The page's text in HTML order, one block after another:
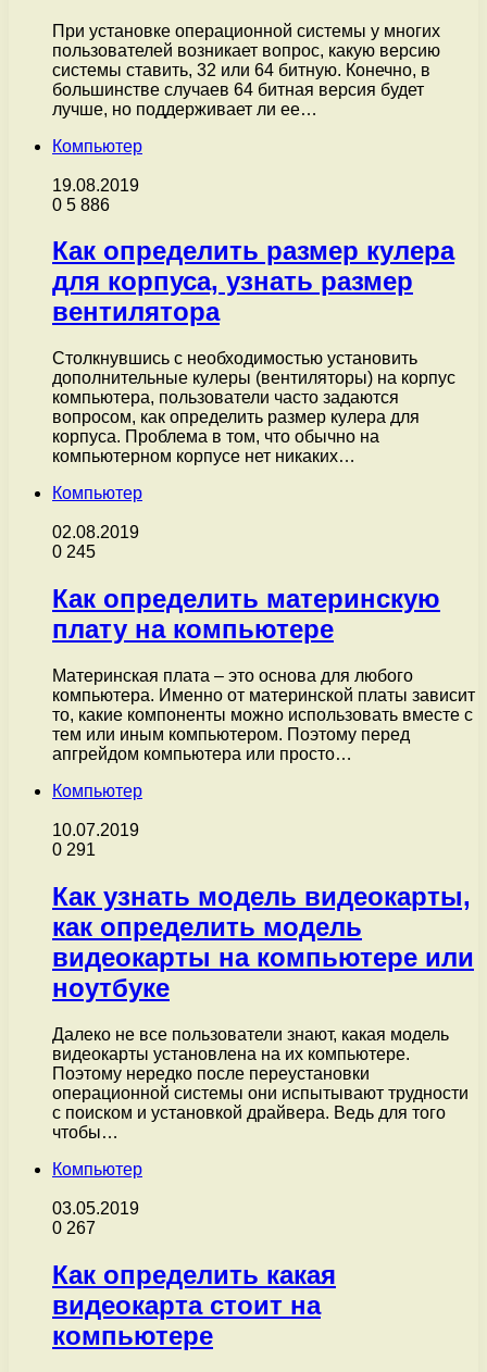
При установке операционной системы у многих
пользователей возникает вопрос, какую версию
системы ставить, 32 или 64 битную. Конечно, в
большинстве случаев 64 битная версия будет
лучше, но поддерживает ли ее…
Компьютер
19.08.2019
0 5 886
Как определить размер кулера
для корпуса, узнать размер
вентилятора
Столкнувшись с необходимостью установить
дополнительные кулеры (вентиляторы) на корпус
компьютера, пользователи часто задаются
вопросом, как определить размер кулера для
корпуса. Проблема в том, что обычно на
компьютерном корпусе нет никаких…
Компьютер
02.08.2019
0 245
Как определить материнскую
плату на компьютере
Материнская плата – это основа для любого
компьютера. Именно от материнской платы зависит
то, какие компоненты можно использовать вместе с
тем или иным компьютером. Поэтому перед
апгрейдом компьютера или просто…
Компьютер
10.07.2019
0 291
Как узнать модель видеокарты,
как определить модель
видеокарты на компьютере или
ноутбуке
Далеко не все пользователи знают, какая модель
видеокарты установлена на их компьютере.
Поэтому нередко после переустановки
операционной системы они испытывают трудности
с поиском и установкой драйвера. Ведь для того
чтобы…
Компьютер
03.05.2019
0 267
Как определить какая
видеокарта стоит на
компьютере